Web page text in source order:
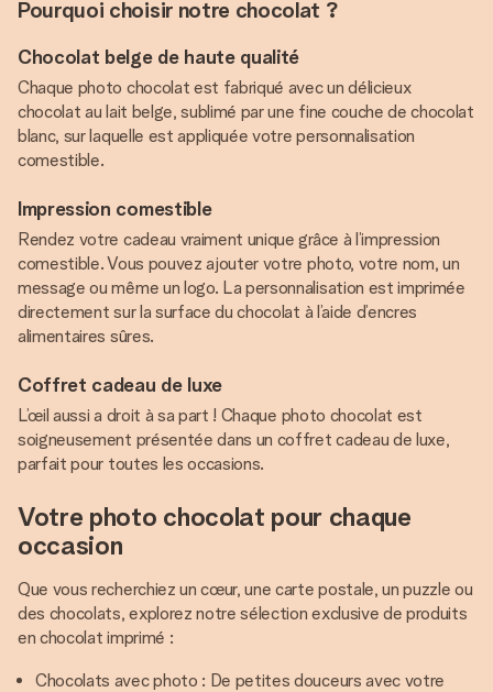
Pourquoi choisir notre chocolat ?
Chocolat belge de haute qualité
Chaque photo chocolat est fabriqué avec un délicieux
chocolat au lait belge, sublimé par une fine couche de chocolat
blanc, sur laquelle est appliquée votre personnalisation
comestible.
Impression comestible
Rendez votre cadeau vraiment unique grâce à l’impression
comestible. Vous pouvez ajouter votre photo, votre nom, un
message ou même un logo. La personnalisation est imprimée
directement sur la surface du chocolat à l’aide d’encres
alimentaires sûres.
Coffret cadeau de luxe
L’œil aussi a droit à sa part ! Chaque photo chocolat est
soigneusement présentée dans un coffret cadeau de luxe,
parfait pour toutes les occasions.
Votre photo chocolat pour chaque
occasion
Que vous recherchiez un cœur, une carte postale, un puzzle ou
des chocolats, explorez notre sélection exclusive de produits
en chocolat imprimé :
Chocolats avec photo : De petites douceurs avec votre